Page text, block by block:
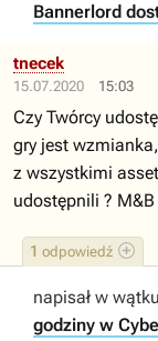
Bannerlord
15.07.2020 15:03
1 odpowiedź
tnecek
Czy Twórcy
gry jest
z wszystkimi
udostępnili ?
napisał w
godziny w